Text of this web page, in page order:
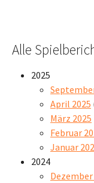
Alle
2025
April 2025
März 2025
Februar
Januar
2024
Dezember